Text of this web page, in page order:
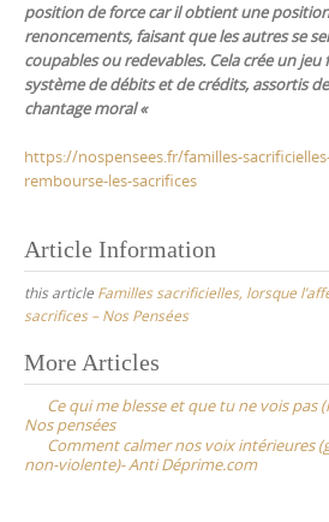
position de force car il obtient une
renoncements, faisant que les autres se
coupables ou redevables. Cela crée un
système de débits et de crédits, assortis
chantage moral «
https://nospensees.fr/familles-
rembourse-les-sacrifices
Article Information
this article Familles sacrificielles, lorsque
sacrifices – Nos Pensées
Post
navigation
More Articles
Ce qui me blesse et que tu ne vois
Nos pensées
Comment calmer nos voix intérieures
non-violente)- Anti Déprime.com